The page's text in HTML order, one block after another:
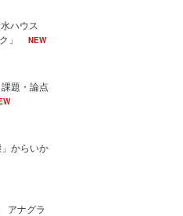
ハウス
」
NEW
題・論点
からいか
アナグラ